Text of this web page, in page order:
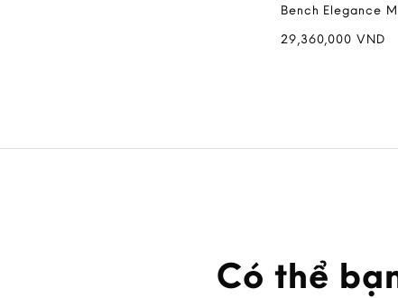
Bench Elegance
29,360,000VND
Có thể